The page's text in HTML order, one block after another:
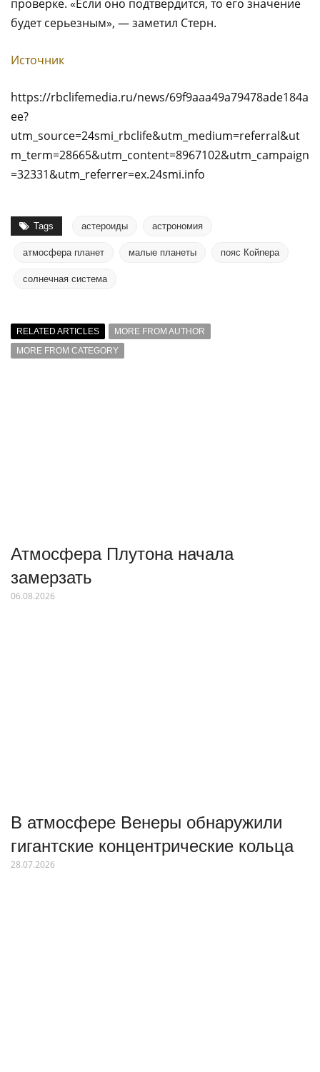
проверке. «Если оно подтвердится, то его значение
будет серьезным», — заметил Стерн.
Источник
https://rbclifemedia.ru/news/69f9aaa49a79478ade184a
ee?
utm_source=24smi_rbclife&utm_medium=referral&ut
m_term=28665&utm_content=8967102&utm_campaign
=32331&utm_referrer=ex.24smi.info
Tags астероиды астрономия
атмосфера планет малые планеты пояс Койпера
солнечная система
RELATED ARTICLES
MORE FROM AUTHOR
MORE FROM CATEGORY
Атмосфера Плутона начала
замерзать
06.08.2026
В атмосфере Венеры обнаружили
гигантские концентрические кольца
28.07.2026